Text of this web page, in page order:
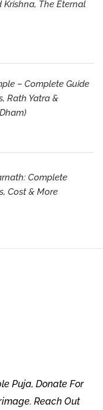
The Eternal
– Complete Guide
Rath Yatra &
Complete
Cost & More
Puja, Donate For
Reach Out